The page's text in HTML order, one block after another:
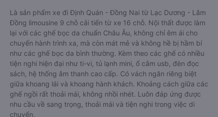
Là sản phẩm xe đi Định Quán - Đồng Nai từ Lạc Dương - Lâm
Đồng limousine 9 chỗ cải tiến từ xe 16 chỗ. Nội thất được làm
lại với các ghế bọc da chuẩn Châu Âu, không chỉ êm ái cho
chuyến hành trình xa, mà còn mát mẻ và không hề bị hầm bí
như các ghế bọc da bình thường. Kèm theo các ghế có nhiều
tiện nghi hiện đại như ti-vi, tủ lạnh mini, ổ cắm usb, đèn đọc
sách, hệ thống âm thanh cao cấp. Có vách ngăn riêng biệt
giữa khoang lái và khoang hành khách. Khoảng cách giữa các
ghế ngồi rất thoải mái, không nhồi nhét. Luôn đáp ứng được
nhu cầu về sang trọng, thoải mái và tiện nghi trong việc di
chuyển.